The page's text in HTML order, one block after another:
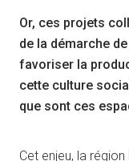
Or, ces projets
de la démarche
favoriser la
cette culture
que sont ces
Cet enjeu, la région